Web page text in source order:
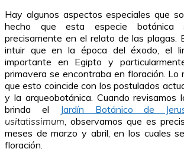
Hay algunos aspectos especiales que
hecho que esta especie botánica
precisamente en el relato de las plagas.
intuir que en la época del éxodo, el
importante en Egipto y
primavera se encontraba en floración. Lo
que esto coincide con los postulados
y la arqueobotánica. Cuando revisamos
brinda el
Jardín Botánico de
usitatissimum, observamos que es
meses de marzo y abril, en los cuales
floración.